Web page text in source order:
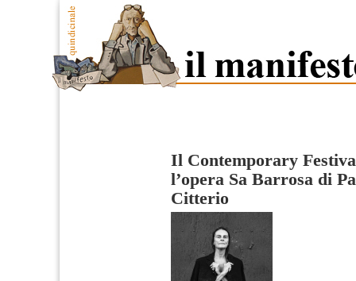
Il Contemporary
l’opera Sa Barrosa di
Citterio